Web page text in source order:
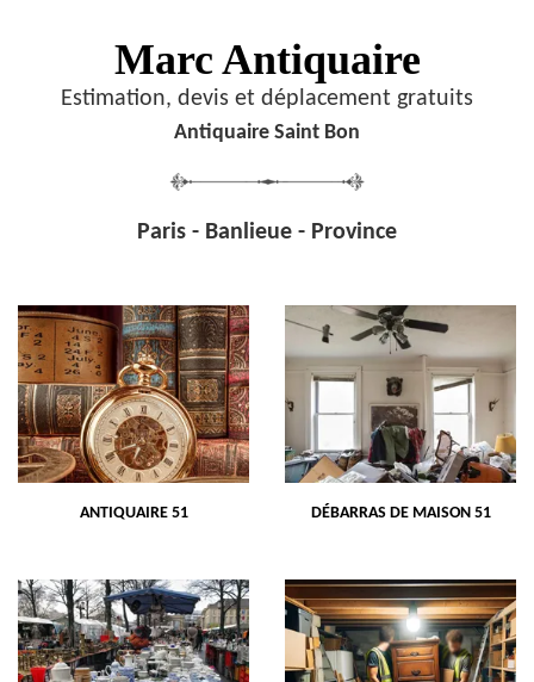
Marc Antiquaire
Estimation, devis et déplacement gratuits
Antiquaire Saint Bon
Paris - Banlieue - Province
ANTIQUAIRE 51 DÉBARRAS DE MAISON 51